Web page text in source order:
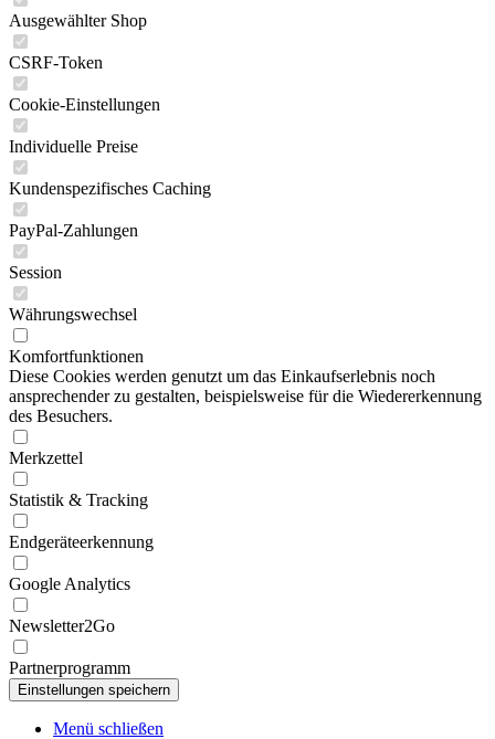
Ausgewählter Shop
CSRF-Token
Cookie-Einstellungen
Individuelle Preise
Kundenspezifisches Caching
PayPal-Zahlungen
Session
Währungswechsel
Komfortfunktionen
Diese Cookies werden genutzt um das Einkaufserlebnis noch
ansprechender zu gestalten, beispielsweise für die Wiedererkennung
des Besuchers.
Merkzettel
Statistik & Tracking
Endgeräteerkennung
Google Analytics
Newsletter2Go
Partnerprogramm
Menü schließen